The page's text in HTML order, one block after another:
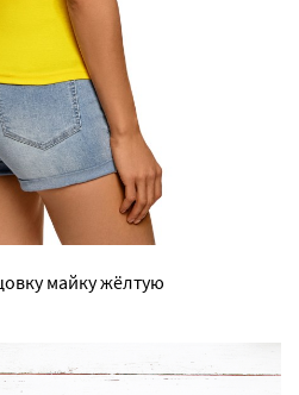
майку жёлтую